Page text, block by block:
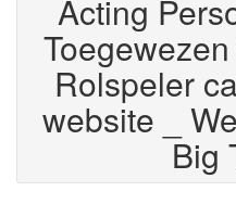
Acting
Rolspeler
website _
Big